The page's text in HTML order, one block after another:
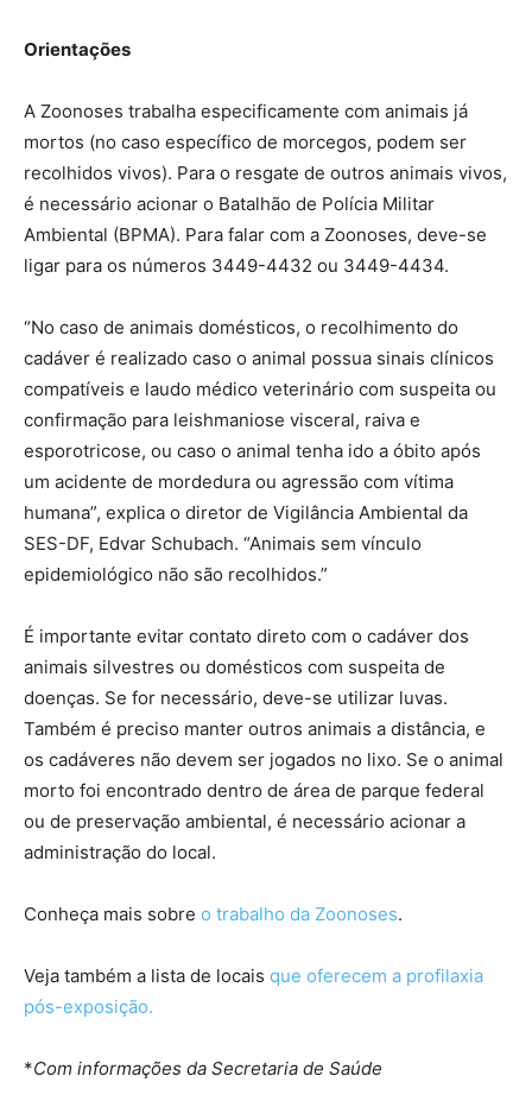
Orientações
A Zoonoses trabalha especificamente com animais já
mortos (no caso específico de morcegos, podem ser
recolhidos vivos). Para o resgate de outros animais vivos,
é necessário acionar o Batalhão de Polícia Militar
Ambiental (BPMA). Para falar com a Zoonoses, deve-se
ligar para os números 3449-4432 ou 3449-4434.
“No caso de animais domésticos, o recolhimento do
cadáver é realizado caso o animal possua sinais clínicos
compatíveis e laudo médico veterinário com suspeita ou
confirmação para leishmaniose visceral, raiva e
esporotricose, ou caso o animal tenha ido a óbito após
um acidente de mordedura ou agressão com vítima
humana”, explica o diretor de Vigilância Ambiental da
SES-DF, Edvar Schubach. “Animais sem vínculo
epidemiológico não são recolhidos.”
É importante evitar contato direto com o cadáver dos
animais silvestres ou domésticos com suspeita de
doenças. Se for necessário, deve-se utilizar luvas.
Também é preciso manter outros animais a distância, e
os cadáveres não devem ser jogados no lixo. Se o animal
morto foi encontrado dentro de área de parque federal
ou de preservação ambiental, é necessário acionar a
administração do local.
Conheça mais sobre o trabalho da Zoonoses.
Veja também a lista de locais que oferecem a profilaxia
pós-exposição.
*Com informações da Secretaria de Saúde